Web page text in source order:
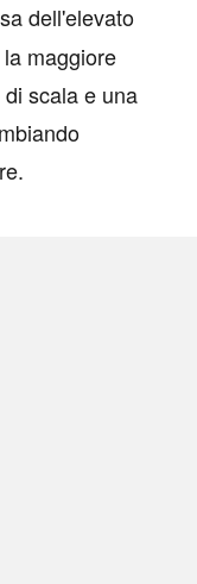
dell'elevato
maggiore
scala e una